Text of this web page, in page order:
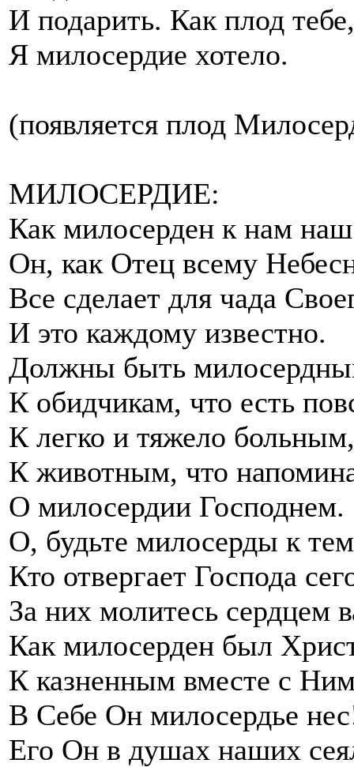
И подарить. Как плод тебе,
Я милосердие хотело.
(появляется плод
МИЛОСЕРДИЕ:
Как милосерден к нам
Он, как Отец всему
Все сделает для чада
И это каждому известно.
Должны быть
К обидчикам, что есть
К легко и тяжело больным,
К животным, что
О милосердии Господнем.
О, будьте милосерды к
Кто отвергает Господа
За них молитесь сердцем
Как милосерден был
К казненным вместе с
В Себе Он милосердье
Его Он в душах наших